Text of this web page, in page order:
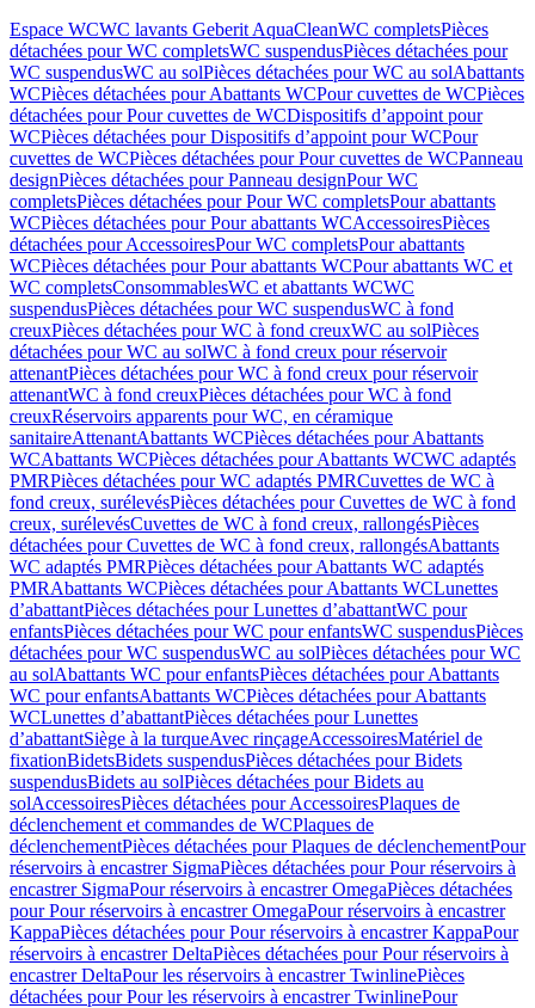
Espace WCWC lavants Geberit AquaCleanWC completsPièces
détachées pour WC completsWC suspendusPièces détachées pour
WC suspendusWC au solPièces détachées pour WC au solAbattants
WCPièces détachées pour Abattants WCPour cuvettes de WCPièces
détachées pour Pour cuvettes de WCDispositifs d’appoint pour
WCPièces détachées pour Dispositifs d’appoint pour WCPour
cuvettes de WCPièces détachées pour Pour cuvettes de WCPanneau
designPièces détachées pour Panneau designPour WC
completsPièces détachées pour Pour WC completsPour abattants
WCPièces détachées pour Pour abattants WCAccessoiresPièces
détachées pour AccessoiresPour WC completsPour abattants
WCPièces détachées pour Pour abattants WCPour abattants WC et
WC completsConsommablesWC et abattants WCWC
suspendusPièces détachées pour WC suspendusWC à fond
creuxPièces détachées pour WC à fond creuxWC au solPièces
détachées pour WC au solWC à fond creux pour réservoir
attenantPièces détachées pour WC à fond creux pour réservoir
attenantWC à fond creuxPièces détachées pour WC à fond
creuxRéservoirs apparents pour WC, en céramique
sanitaireAttenantAbattants WCPièces détachées pour Abattants
WCAbattants WCPièces détachées pour Abattants WCWC adaptés
PMRPièces détachées pour WC adaptés PMRCuvettes de WC à
fond creux, surélevésPièces détachées pour Cuvettes de WC à fond
creux, surélevésCuvettes de WC à fond creux, rallongésPièces
détachées pour Cuvettes de WC à fond creux, rallongésAbattants
WC adaptés PMRPièces détachées pour Abattants WC adaptés
PMRAbattants WCPièces détachées pour Abattants WCLunettes
d’abattantPièces détachées pour Lunettes d’abattantWC pour
enfantsPièces détachées pour WC pour enfantsWC suspendusPièces
détachées pour WC suspendusWC au solPièces détachées pour WC
au solAbattants WC pour enfantsPièces détachées pour Abattants
WC pour enfantsAbattants WCPièces détachées pour Abattants
WCLunettes d’abattantPièces détachées pour Lunettes
d’abattantSiège à la turqueAvec rinçageAccessoiresMatériel de
fixationBidetsBidets suspendusPièces détachées pour Bidets
suspendusBidets au solPièces détachées pour Bidets au
solAccessoiresPièces détachées pour AccessoiresPlaques de
déclenchement et commandes de WCPlaques de
déclenchementPièces détachées pour Plaques de déclenchementPour
réservoirs à encastrer SigmaPièces détachées pour Pour réservoirs à
encastrer SigmaPour réservoirs à encastrer OmegaPièces détachées
pour Pour réservoirs à encastrer OmegaPour réservoirs à encastrer
KappaPièces détachées pour Pour réservoirs à encastrer KappaPour
réservoirs à encastrer DeltaPièces détachées pour Pour réservoirs à
encastrer DeltaPour les réservoirs à encastrer TwinlinePièces
détachées pour Pour les réservoirs à encastrer TwinlinePour